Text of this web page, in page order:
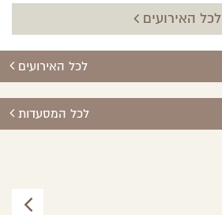
לכל האירועים
לכל האירועים
לכל המסעדות